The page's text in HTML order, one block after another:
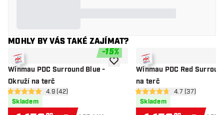
MOHLY BY VÁS TAKÉ ZAJÍMAT?
-15%
Winmau PDC Surround Blue -
Okruží na terč
otevřít panel recenzí
4.9 hodnoticí hvězdičky
4.9 (42)
Skladem
Přidat do seznamu přání
Winmau PDC Red
na terč
otevřít panel
4.7 hodnoticí hvězdičky
4.7 (37)
Skladem